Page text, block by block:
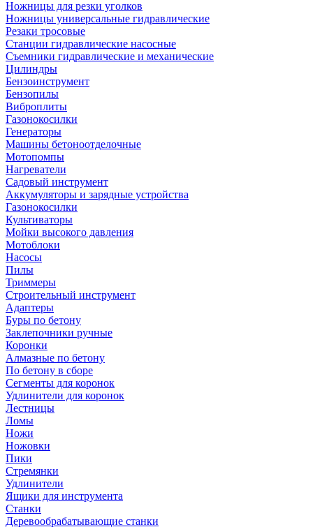
Ножницы для резки уголков
Ножницы универсальные гидравлические
Резаки тросовые
Станции гидравлические насосные
Съемники гидравлические и механические
Цилиндры
Бензоинструмент
Бензопилы
Виброплиты
Газонокосилки
Генераторы
Машины бетоноотделочные
Мотопомпы
Нагреватели
Садовый инструмент
Аккумуляторы и зарядные устройства
Газонокосилки
Культиваторы
Мойки высокого давления
Мотоблоки
Насосы
Пилы
Триммеры
Строительный инструмент
Адаптеры
Буры по бетону
Заклепочники ручные
Коронки
Алмазные по бетону
По бетону в сборе
Сегменты для коронок
Удлинители для коронок
Лестницы
Ломы
Ножи
Ножовки
Пики
Стремянки
Удлинители
Ящики для инструмента
Станки
Деревообрабатывающие станки